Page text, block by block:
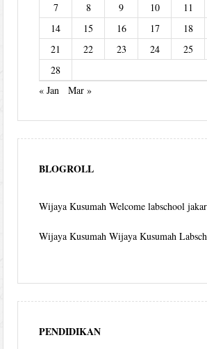
7
8 9 10 11
14
15 16 17 18
21
22 23 24 25
28
« Jan
Mar »
BLOGROLL
Wijaya Kusumah Welcome labschool
Wijaya Kusumah Wijaya Kusumah
PENDIDIKAN